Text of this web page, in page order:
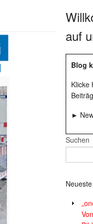
auf
Blog
Klicke
►
Suchen